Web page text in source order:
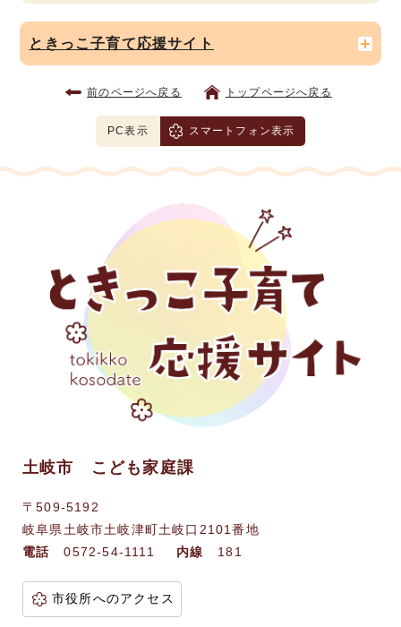
ときっこ子育て応援サイト
前のページへ戻る トップページへ戻る
PC表示 スマートフォン表示
土岐市 こども家庭課
〒509-5192
岐阜県土岐市土岐津町土岐口2101番地
電話
0572-54-1111 内線 181
市役所へのアクセス